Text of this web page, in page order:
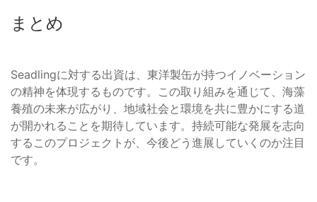
まとめ
Seadlingに対する出資は、東洋製缶が持つイノベーション
の精神を体現するものです。この取り組みを通じて、海藻
養殖の未来が広がり、地域社会と環境を共に豊かにする道
が開かれることを期待しています。持続可能な発展を志向
するこのプロジェクトが、今後どう進展していくのか注目
です。